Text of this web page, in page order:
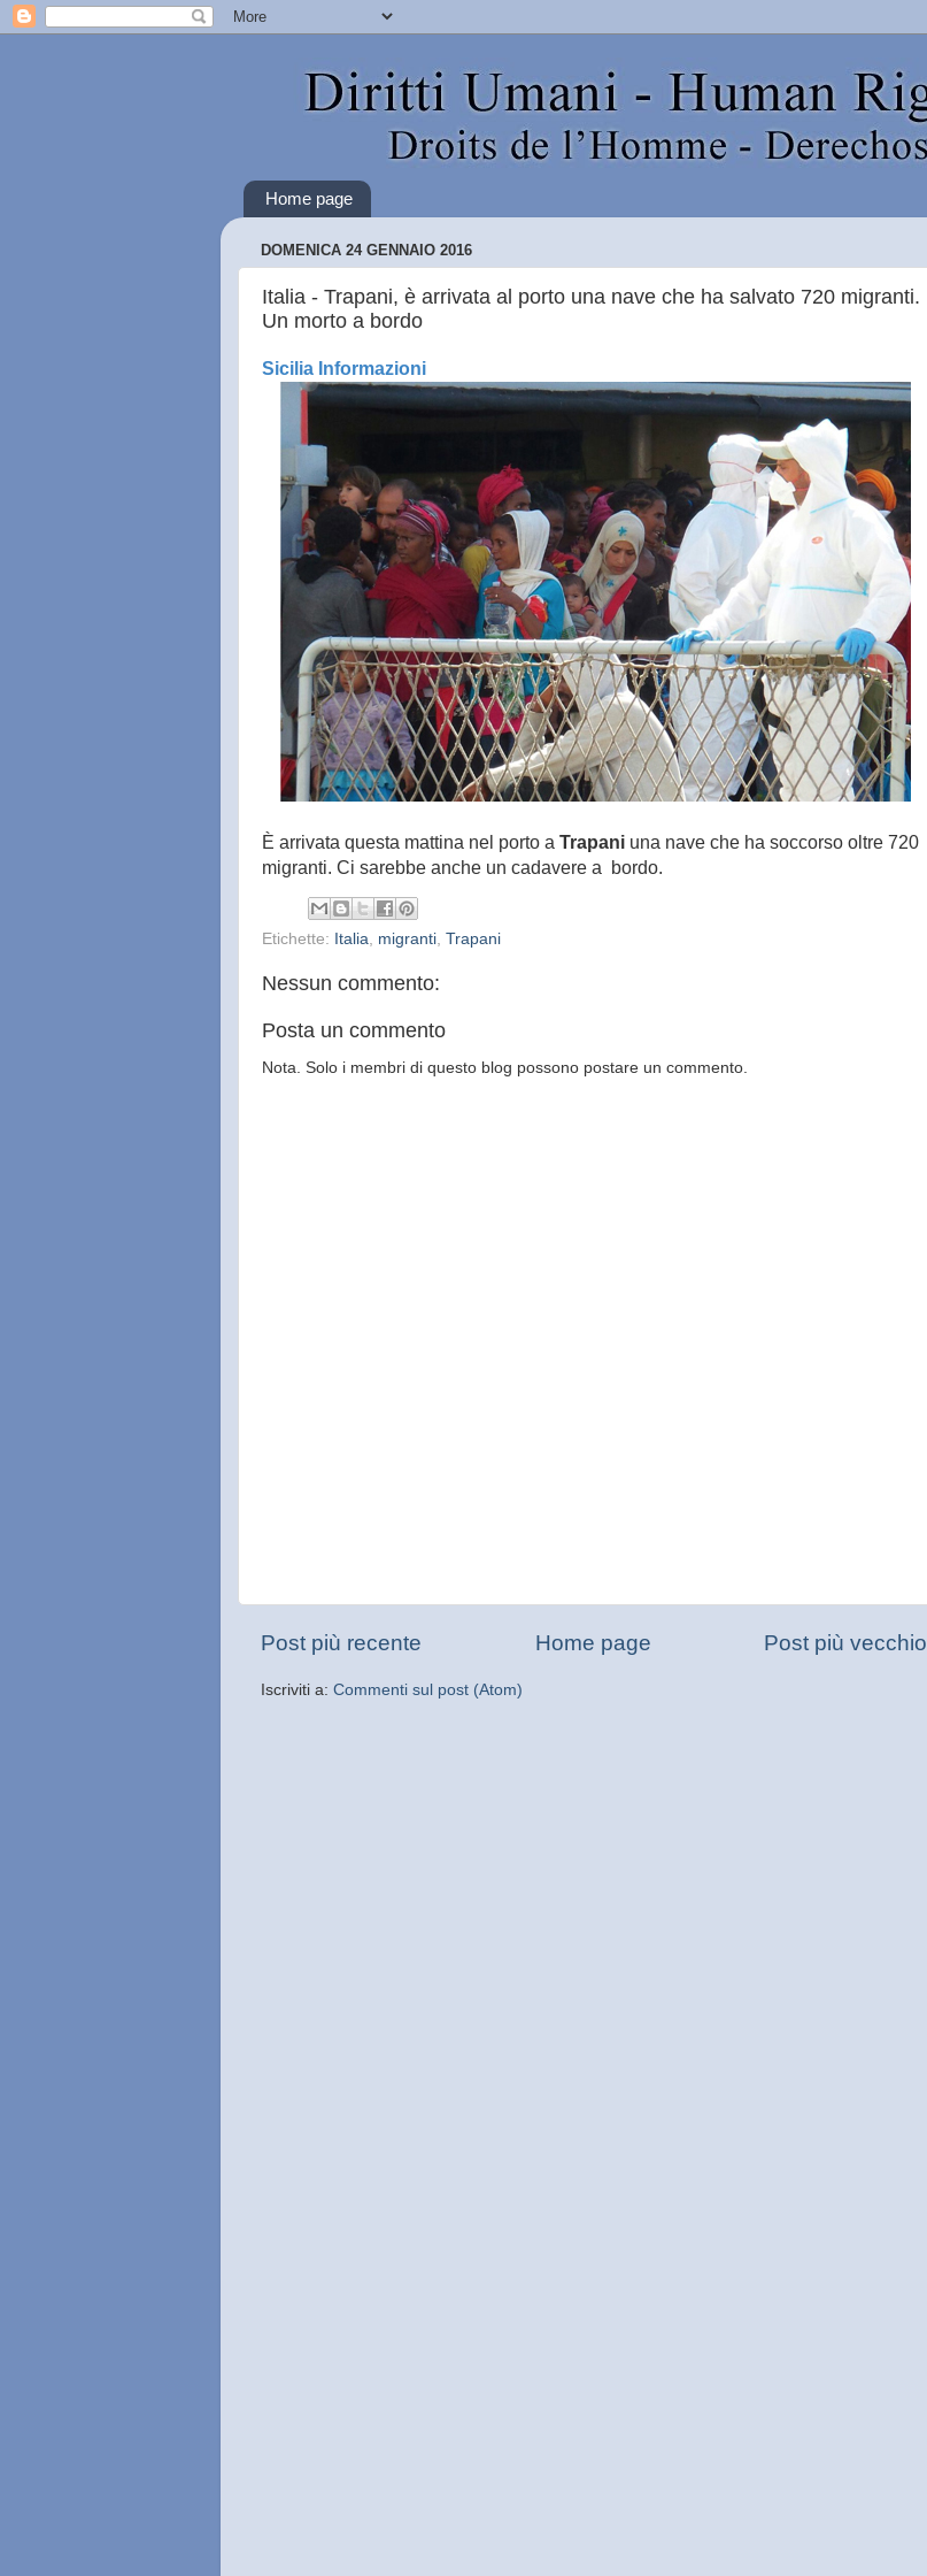
Home page
DOMENICA 24 GENNAIO 2016
Italia - Trapani, è arrivata al porto una nave che ha salvato 720 migranti.
Un morto a bordo
Sicilia Informazioni
È arrivata questa mattina nel porto a Trapani una nave che ha soccorso oltre 720
migranti. Ci sarebbe anche un cadavere a bordo.
Etichette: Italia migranti Trapani
Nessun commento:
Posta un commento
Nota. Solo i membri di questo blog possono postare un commento.
Post più recente Post più vecchio
Home page
Iscriviti a: Commenti sul post (Atom)